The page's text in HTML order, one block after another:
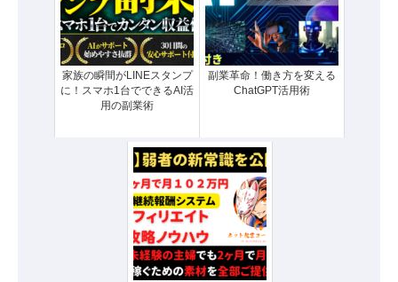
家族の瞬間がLINEスタンプ
に！スマホ1台でできるAI活
用の副業術
副業革命！働き方を変える
ChatGPT活用術